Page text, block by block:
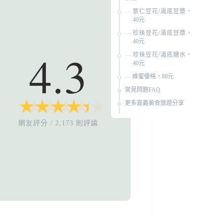
4.3
★
★ ★
★ ★
★ ★
★★
網友評分 / 2,173 則評論
薏仁豆花/湯底豆漿，
40元
珍珠豆花/湯底豆漿，
40元
珍珠豆花/湯底糖水，
40元
蜂蜜優格，80元
常見問題FAQ
更多嘉義美食旅遊分享